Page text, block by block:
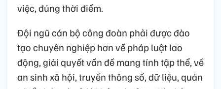
việc, đúng thời điểm.
Đội ngũ cán bộ công đoàn phải được đào
tạo chuyên nghiệp hơn về pháp luật lao
động, giải quyết vấn đề mang tính tập thể, về
an sinh xã hội, truyền thông số, dữ liệu, quản